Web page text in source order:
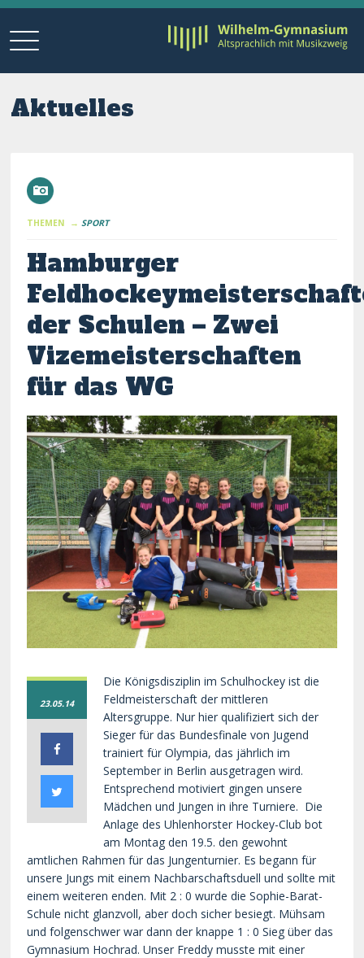
Aktuelles
THEMEN → SPORT
Hamburger
der Schulen – Zwei
Vizemeisterschaften
für das WG
23.05.14
Die Königsdisziplin im Schulhockey ist die
Feldmeisterschaft der mittleren
Altersgruppe. Nur hier qualifiziert sich der
Sieger für das Bundesfinale von Jugend
trainiert für Olympia, das jährlich im
September in Berlin ausgetragen wird.
Entsprechend motiviert gingen unsere
Mädchen und Jungen in ihre Turniere. Die
Anlage des Uhlenhorster Hockey-Club bot
am Montag den 19.5. den gewohnt
amtlichen Rahmen für das Jungenturnier. Es begann für
unsere Jungs mit einem Nachbarschaftsduell und sollte mit
einem weiteren enden. Mit 2 : 0 wurde die Sophie-Barat-
Schule nicht glanzvoll, aber doch sicher besiegt. Mühsam
und folgenschwer war dann der knappe 1 : 0 Sieg über das
Gymnasium Hochrad. Unser Freddy musste mit einer